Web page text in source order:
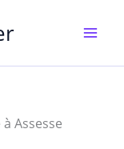
Assesse